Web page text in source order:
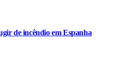
de incêndio em Espanha